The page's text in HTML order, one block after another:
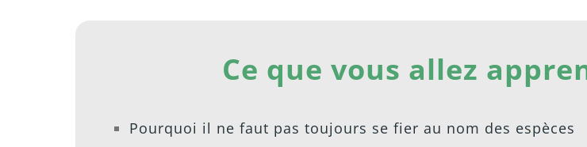
Ce que vous allez
Pourquoi il ne faut pas toujours se fier au nom des espèces